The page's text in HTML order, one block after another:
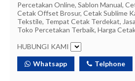
Percetakan Online, Sablon Manual,
Cetak Offset Brosur, Cetak Sublime
Tekstile, Tempat Cetak Terdekat,
Toko Percetakan Terbaik, Harga
HUBUNGI KAMI
Whatsapp Telphone